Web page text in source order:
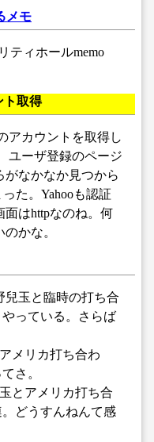
メモ
ティホールmemo
ト取得
アカウントを取得し
ユーザ登録のページ
がなかなか見つから
た。Yahooも認証
面はhttpなのね。何
かな。
兒玉と臨時の打ち合
っている。さらば
メリカ打ち合わ
さ。
とアメリカ打ち合
どうすんねんて感